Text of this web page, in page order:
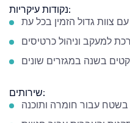
נקודות עיקריות:
שירותים: